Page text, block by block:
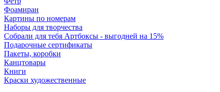
Фоамиран
Картины по номерам
Наборы для творчества
Собрали для тебя Артбоксы - выгодней на 15%
Подарочные сертификаты
Пакеты, коробки
Канцтовары
Книги
Краски художественные